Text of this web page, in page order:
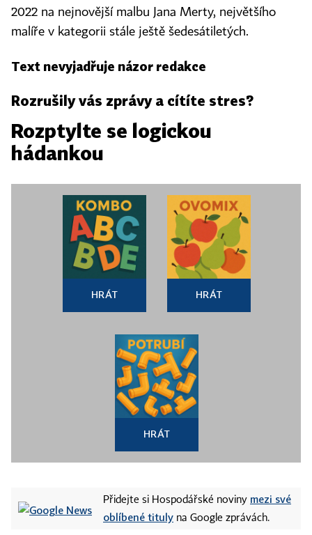
2022 na nejnovější malbu Jana Merty, největšího
malíře v kategorii stále ještě šedesátiletých.
Text nevyjadřuje názor redakce
Rozrušily vás zprávy a cítíte stres?
Rozptylte se logickou
hádankou
HRÁT HRÁT
HRÁT
Přidejte si Hospodářské noviny mezi své
oblíbené tituly na Google zprávách.